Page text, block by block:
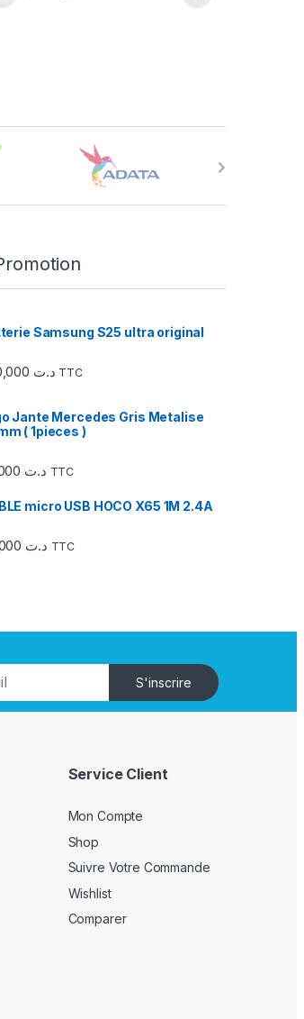
Samsung S25 ultra original
د.ت TTC
Jante Mercedes Gris Metalise
( 1pieces )
د.ت TTC
micro USB HOCO X65 1M 2.4A
د.ت TTC
S'inscrire
Service Client
Mon Compte
Shop
Suivre Votre Commande
Wishlist
Comparer